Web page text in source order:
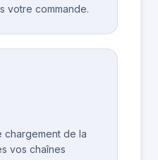
votre commande.
chargement de la
vos chaînes